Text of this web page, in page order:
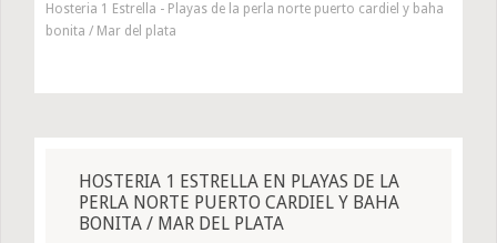
Hosteria 1 Estrella - Playas de la perla norte puerto cardiel y baha
bonita / Mar del plata
HOSTERIA 1 ESTRELLA EN PLAYAS DE LA
PERLA NORTE PUERTO CARDIEL Y BAHA
BONITA / MAR DEL PLATA